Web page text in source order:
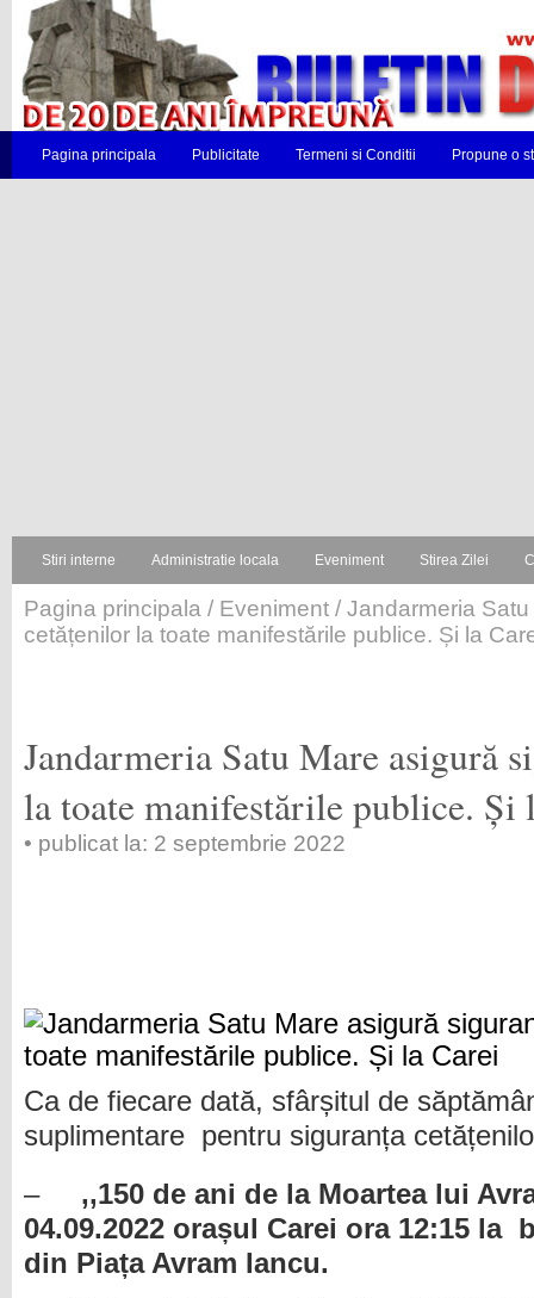
Pagina principala Publicitate Termeni si Conditii Propune o
Stiri interne Administratie locala Eveniment Stirea Zilei
Pagina principala / Eveniment / Jandarmeria
cetățenilor la toate manifestările publice. Și la
Jandarmeria Satu Mare asigură
la toate manifestările publice. Și
• publicat la: 2 septembrie 2022
Ca de fiecare dată, sfârșitul de
suplimentare pentru siguranța
– ,,150 de ani de la Moartea lui
04.09.2022 orașul Carei ora 12:15 la
din Piața Avram Iancu.